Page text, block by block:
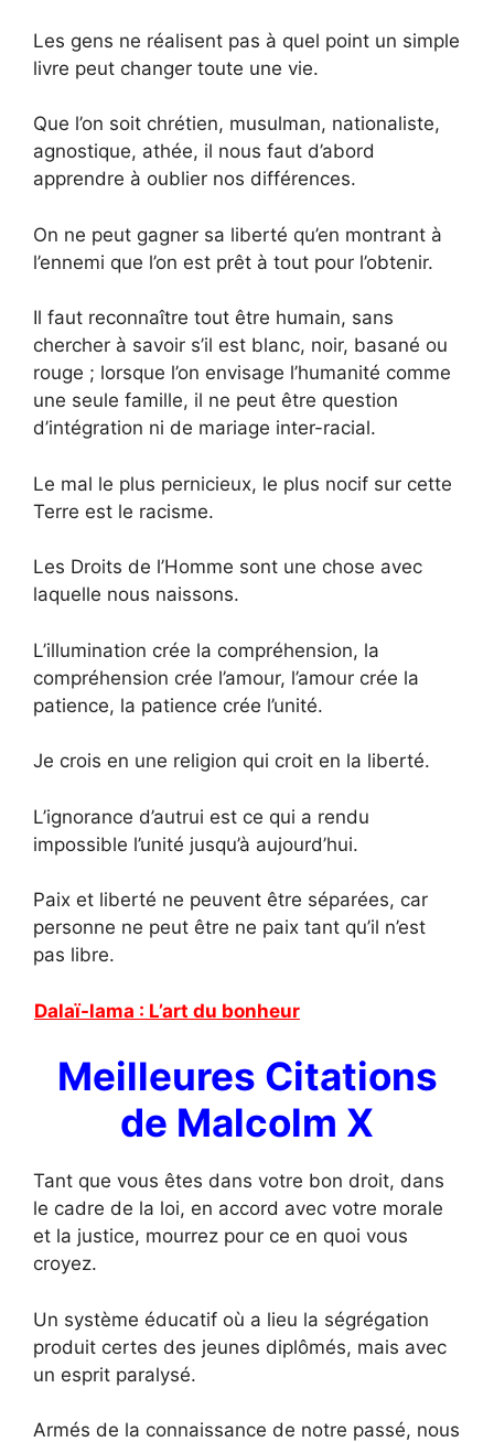
Les gens ne réalisent pas à quel point un simple
livre peut changer toute une vie.
Que l’on soit chrétien, musulman, nationaliste,
agnostique, athée, il nous faut d’abord
apprendre à oublier nos différences.
On ne peut gagner sa liberté qu’en montrant à
l’ennemi que l’on est prêt à tout pour l’obtenir.
Il faut reconnaître tout être humain, sans
chercher à savoir s’il est blanc, noir, basané ou
rouge ; lorsque l’on envisage l’humanité comme
une seule famille, il ne peut être question
d’intégration ni de mariage inter-racial.
Le mal le plus pernicieux, le plus nocif sur cette
Terre est le racisme.
Les Droits de l’Homme sont une chose avec
laquelle nous naissons.
L’illumination crée la compréhension, la
compréhension crée l’amour, l’amour crée la
patience, la patience crée l’unité.
Je crois en une religion qui croit en la liberté.
L’ignorance d’autrui est ce qui a rendu
impossible l’unité jusqu’à aujourd’hui.
Paix et liberté ne peuvent être séparées, car
personne ne peut être ne paix tant qu’il n’est
pas libre.
Dalaï-lama : L’art du bonheur
Meilleures Citations
de Malcolm X
Tant que vous êtes dans votre bon droit, dans
le cadre de la loi, en accord avec votre morale
et la justice, mourrez pour ce en quoi vous
croyez.
Un système éducatif où a lieu la ségrégation
produit certes des jeunes diplômés, mais avec
un esprit paralysé.
Armés de la connaissance de notre passé, nous